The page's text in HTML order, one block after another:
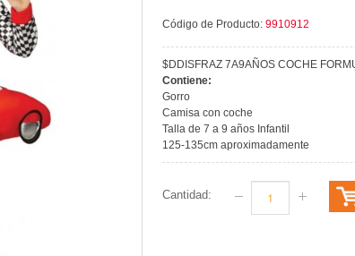
Código de Producto:9910912
$DDISFRAZ 7A9AÑOS COCHE
Contiene:
Gorro
Camisa con coche
Talla de 7 a 9 años Infantil
125-135cm aproximadamente
Cantidad: